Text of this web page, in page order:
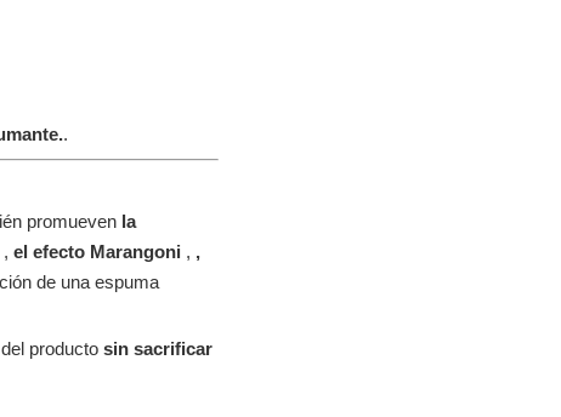
.
promueven la
, el efecto Marangoni , ,
de una espuma
producto sin sacrificar